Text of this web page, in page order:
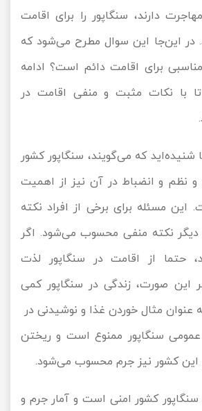
دارند، سنگاپور را برای اقامت
در این‌جا این سوال مطرح می‌شود که
برای اقامت دائم است؟ ادامه
تا با نکات مثبت و منفی اقامت در
شنیده‌اید که می‌گویند، سنگاپور کشور
نظم و انضباط در آن نیز از اهمیت
این مسئله برای برخی از افراد نکته
دیگر نکته منفی محسوب می‌شود. اگر
حتما از اقامت در سنگاپور لذت
این صورت، زندگی در سنگاپور کمی
مثال خوردن غذا و نوشیدنی در
سنگاپور ممنوع است و ریختن
این کشور نیز جرم محسوب می‌شود.
سنگاپور کشور امنی است و آمار جرم و